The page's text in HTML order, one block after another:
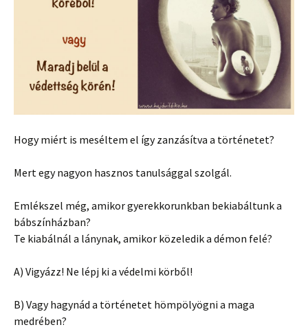
Hogy miért is meséltem el így zanzásítva a történetet?
Mert egy nagyon hasznos tanulsággal szolgál.
Emlékszel még, amikor gyerekkorunkban bekiabáltunk a
bábszínházban?
Te kiabálnál a lánynak, amikor közeledik a démon felé?
A) Vigyázz! Ne lépj ki a védelmi körből!
B) Vagy hagynád a történetet hömpölyögni a maga
medrében?